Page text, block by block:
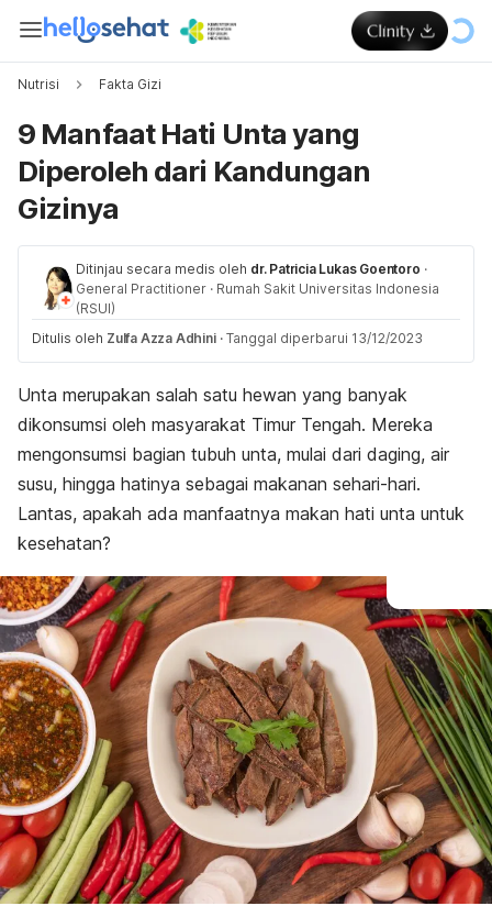
Nutrisi Fakta Gizi
9 Manfaat Hati Unta yang
Diperoleh dari Kandungan
Gizinya
Ditinjau secara medis oleh dr. Patricia Lukas Goentoro ·
General Practitioner · Rumah Sakit Universitas Indonesia
(RSUI)
Ditulis oleh Zulfa Azza Adhini · Tanggal diperbarui 13/12/2023
Unta merupakan salah satu hewan yang banyak
dikonsumsi oleh masyarakat Timur Tengah. Mereka
mengonsumsi bagian tubuh unta, mulai dari daging, air
susu, hingga hatinya sebagai makanan sehari-hari.
Lantas, apakah ada manfaatnya makan hati unta untuk
kesehatan?